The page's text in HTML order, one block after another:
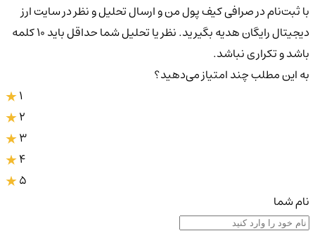
با ثبت‌نام در صرافی کیف پول من و ارسال تحلیل و نظر در سایت ارز
دیجیتال رایگان هدیه بگیرید. نظر یا تحلیل شما حداقل باید ۱۰ کلمه
باشد و تکراری نباشد.
به این مطلب چند امتیاز می‌دهید؟
3
4
5
نام شما